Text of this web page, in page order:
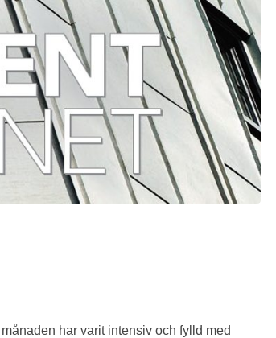
har varit intensiv och fylld med